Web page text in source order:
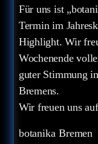
Für uns ist
Termin im
Highlight. Wir
Wochenende
guter Stimmung
Bremens.
Wir freuen uns
botanika Bremen